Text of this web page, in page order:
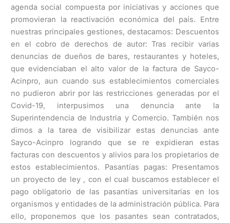
agenda social compuesta por iniciativas y acciones que
promovieran la reactivación económica del país. Entre
nuestras principales gestiones, destacamos: Descuentos
en el cobro de derechos de autor: Tras recibir varias
denuncias de dueños de bares, restaurantes y hoteles,
que evidenciaban el alto valor de la factura de Sayco-
Acinpro, aun cuando sus establecimientos comerciales
no pudieron abrir por las restricciones generadas por el
Covid-19, interpusimos una denuncia ante la
Superintendencia de Industria y Comercio. También nos
dimos a la tarea de visibilizar estas denuncias ante
Sayco-Acinpro logrando que se re expidieran estas
facturas con descuentos y alivios para los propietarios de
estos establecimientos. Pasantías pagas: Presentamos
un proyecto de ley , con el cual buscamos establecer el
pago obligatorio de las pasantías universitarias en los
organismos y entidades de la administración pública. Para
ello, proponemos que los pasantes sean contratados,